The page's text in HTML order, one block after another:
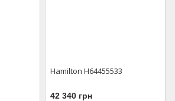
Hamilton H64455533
42 340 грн